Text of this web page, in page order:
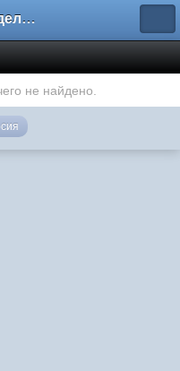
Форум владельцев интернет-магазинов
не найдено.